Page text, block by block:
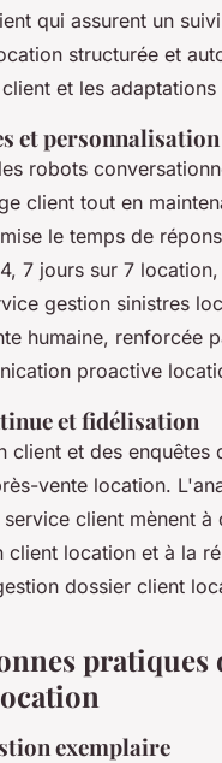
qui assurent un
structurée et
et les
et personnalisation
robots
client tout en
le temps de
7 jours sur 7
gestion sinistres
humaine, renforcée
proactive
et fidélisation
client et des
vente location.
client mènent
location et à la
dossier client
exemplaire